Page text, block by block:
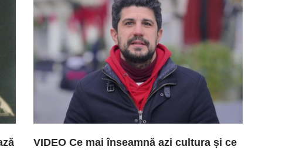
VIDEO Ce mai înseamnă azi cultura și ce